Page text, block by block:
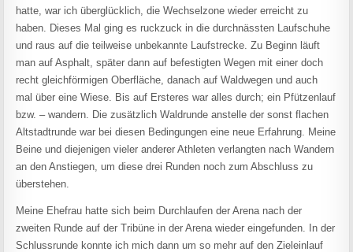
hatte, war ich überglücklich, die Wechselzone wieder erreicht zu
haben. Dieses Mal ging es ruckzuck in die durchnässten Laufschuhe
und raus auf die teilweise unbekannte Laufstrecke. Zu Beginn läuft
man auf Asphalt, später dann auf befestigten Wegen mit einer doch
recht gleichförmigen Oberfläche, danach auf Waldwegen und auch
mal über eine Wiese. Bis auf Ersteres war alles durch; ein Pfützenlauf
bzw. – wandern. Die zusätzlich Waldrunde anstelle der sonst flachen
Altstadtrunde war bei diesen Bedingungen eine neue Erfahrung. Meine
Beine und diejenigen vieler anderer Athleten verlangten nach Wandern
an den Anstiegen, um diese drei Runden noch zum Abschluss zu
überstehen.
Meine Ehefrau hatte sich beim Durchlaufen der Arena nach der
zweiten Runde auf der Tribüne in der Arena wieder eingefunden. In der
Schlussrunde konnte ich mich dann um so mehr auf den Zieleinlauf